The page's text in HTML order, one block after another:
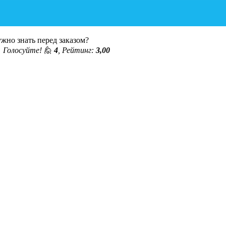
знать перед заказом?
Голосуйте! 🙋4 , Рейтинг: 3,00